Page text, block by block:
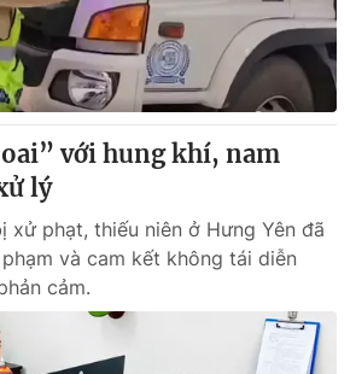
với hung khí, nam
lý
xử phạt, thiếu niên ở Hưng Yên đã
và cam kết không tái diễn
cảm.